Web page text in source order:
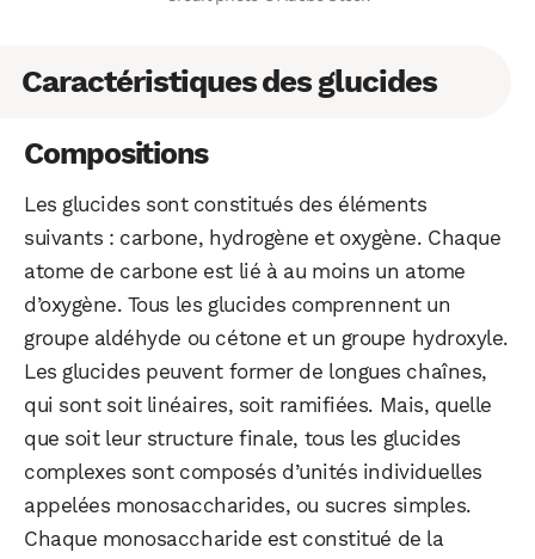
Caractéristiques des glucides
Compositions
Les glucides sont constitués des éléments
suivants : carbone, hydrogène et oxygène. Chaque
atome de carbone est lié à au moins un atome
d’oxygène. Tous les glucides comprennent un
groupe aldéhyde ou cétone et un groupe hydroxyle.
Les glucides peuvent former de longues chaînes,
qui sont soit linéaires, soit ramifiées. Mais, quelle
que soit leur structure finale, tous les glucides
complexes sont composés d’unités individuelles
appelées monosaccharides, ou sucres simples.
Chaque monosaccharide est constitué de la